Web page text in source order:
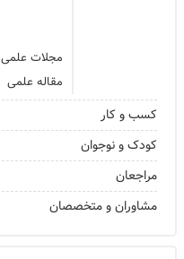
مجلات علمی
مقاله علمی
کسب و کار
کودک و نوجوان
مراجعان
مشاوران و متخصصان